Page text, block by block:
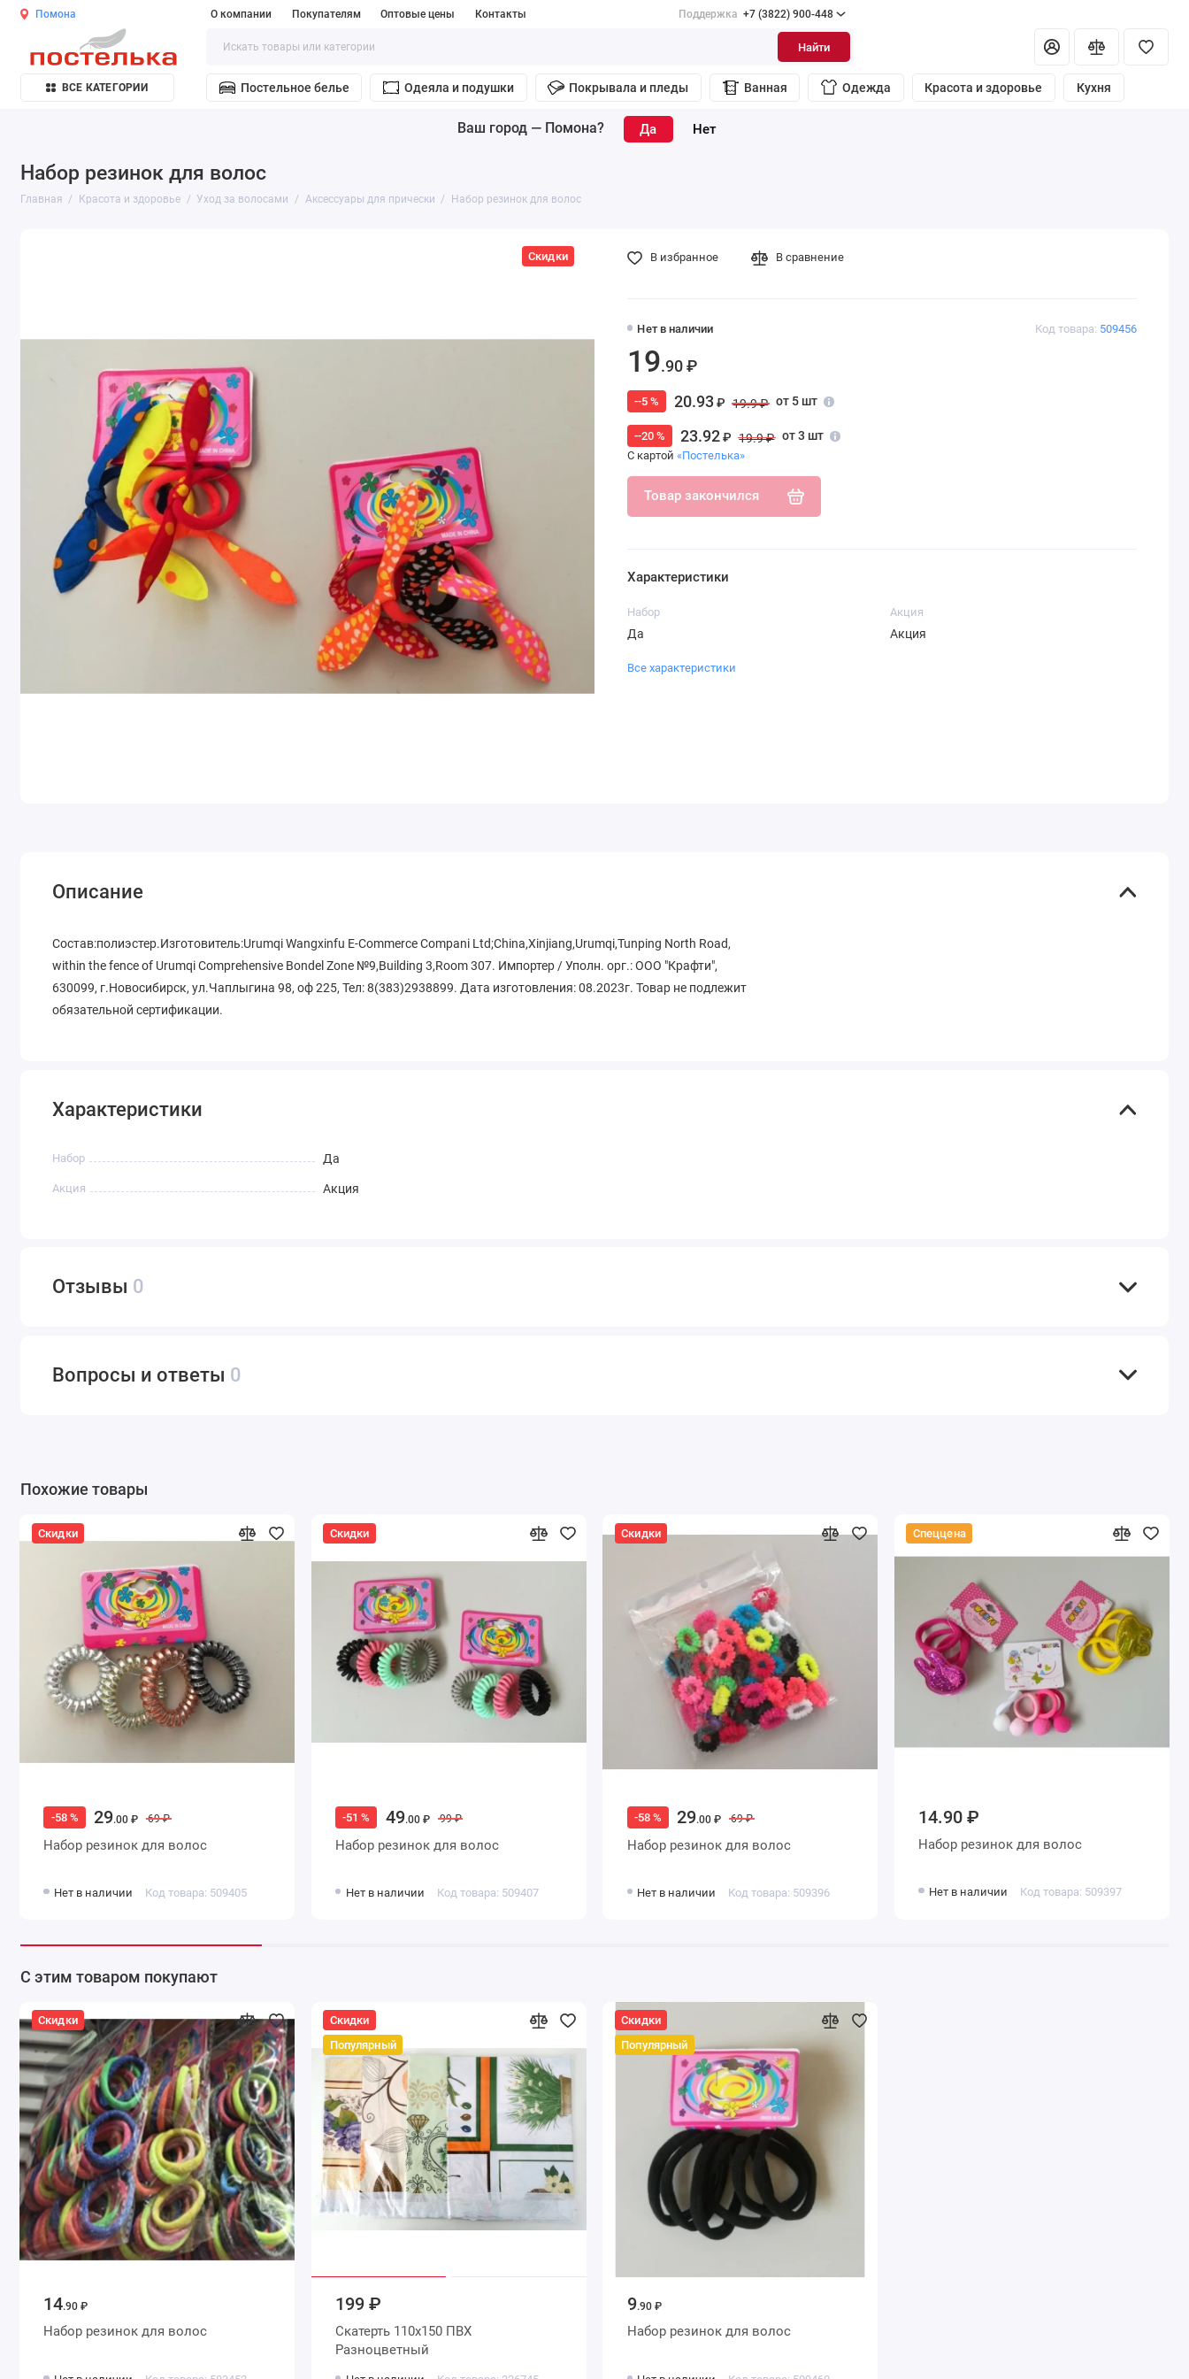
Помона О компании Покупателям Оптовые цены Контакты Поддержка +7 (3822) 900-448
Найти
ВСЕ КАТЕГОРИИ Постельное белье Одеяла и подушки Покрывала и пледы Ванная Одежда Красота и здоровье Кухня
Ваш город — Помона?
Набор резинок для волос
Главная Красота и здоровье Уход за волосами Аксессуары для прически Набор резинок для волос
Скидки
Код товара: 509456
Нет в наличии
19.90 ₽
--5 % 20.93₽ 19.9 ₽ от 5 шт
--20 % 23.92₽ 19.9 ₽ от 3 шт
С картой «Постелька»
Товар закончился
В избранное В сравнение
Характеристики
Набор
Да
Акция
Акция
Все характеристики
Описание
Состав:полиэстер.Изготовитель:Urumqi Wangxinfu E-Commerce Compani Ltd;China,Xinjiang,Urumqi,Tunping North Road,
within the fence of Urumqi Comprehensive Bondel Zone №9,Building 3,Room 307. Импортер / Уполн. орг.: ООО "Крафти",
630099, г.Новосибирск, ул.Чаплыгина 98, оф 225, Тел: 8(383)2938899. Дата изготовления: 08.2023г. Товар не подлежит
обязательной сертификации.
Характеристики
Набор Да
Акция Акция
Отзывы 0
Вопросы и ответы 0
Похожие товары
Скидки
-58 % 29.00 ₽ 69 ₽
Набор резинок для волос
Нет в наличии Код товара: 509405
Скидки
-51 % 49.00 ₽ 99 ₽
Набор резинок для волос
Нет в наличии Код товара: 509407
Скидки
-58 % 29.00 ₽ 69 ₽
Набор резинок для волос
Нет в наличии Код товара: 509396
Спеццена
14.90 ₽
Набор резинок для волос
Нет в наличии Код товара: 509397
С этим товаром покупают
Скидки
14.90 ₽
Набор резинок для волос
Скидки
Популярный
199 ₽
Скатерть 110х150 ПВХ
Разноцветный
Скидки
Популярный
9.90 ₽
Набор резинок для волос